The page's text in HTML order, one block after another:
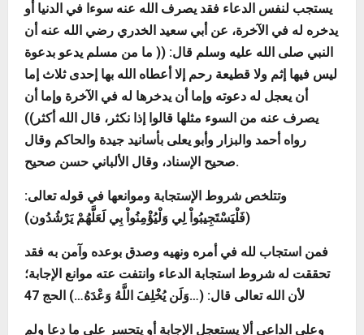
يستجب لنفس الدعاء فقد يصرف الله عنه سوءا في الدنيا أو
يدخره له في الآخرة، عن أبي سعيد الخدري رضي الله عنه أن
النبي صلى الله عليه وسلم قال: (( ما من مسلم يدعو بدعوة
ليس فيها إثم ولا قطيعة رحم إلا أعطاه الله بها إحدى ثلاث إما
أن يعجل له دعوته وإما أن يدخرها له في الآخرة وإما أن
يصرف عنه من السوء مثلها قالوا إذا نكثر، قال الله أكثر ))
رواه أحمد والبزار وأبو يعلى بأسانيد جيدة والحاكم وقال
صحيح الإسناد، وقال الألباني حسن صحيح.
وتتلخص شروط الإستجابة وموانعها في قوله تعالى:
(فَلْيَسْتَجِيبُواْ لِي وَلْيُؤْمِنُواْ بِي لَعَلَّهُمْ يَرْشُدُون)
فمن استجاب لله في أمره ونهيه وصدق بوعده وآمن به فقد
تحققت له شروط استجابة الدعاء وانتفت عته موانع الإجابة؛
لأن الله تعالى قال: (…وَلَن يُخْلِفَ اللَّهُ وَعْدَهُ…) الحج 47
وعلى الداعي ألا يستعجل الإجابة أو يتحسر على ما دعا ولم